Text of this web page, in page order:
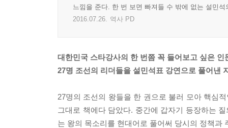
느낌을 준다. 한 번 보면 빠져들 수 밖에 없는 설민
2016.07.26. 역사 PD
대한민국 스타강사의 한 번쯤 꼭 들어보고 싶은 인
27명 조선의 리더들을 설민석표 강연으로 풀어낸
27명의 조선의 왕들을 한 권으로 불러 모아 핵심
그대로 책에다 담았다. 중간에 갑자기 등장하는
는 왕의 목소리를 현대어로 풀어써 당시의 정책과